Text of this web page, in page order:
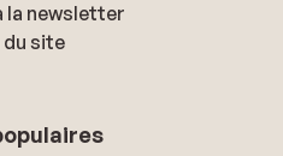
la newsletter
du site